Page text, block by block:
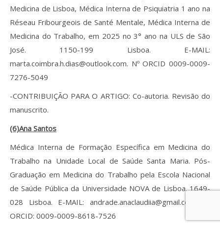
Medicina de Lisboa, Médica Interna de Psiquiatria 1 ano na
Réseau Fribourgeois de Santé Mentale, Médica Interna de
Medicina do Trabalho, em 2025 no 3° ano na ULS de São
José. 1150-199 Lisboa. E-MAIL:
marta.coimbra.h.dias@outlook.com. Nº ORCID 0009-0009-
7276-5049
-CONTRIBUIÇÃO PARA O ARTIGO: Co-autoria. Revisão do
manuscrito.
(6)Ana Santos
Médica Interna de Formação Específica em Medicina do
Trabalho na Unidade Local de Saúde Santa Maria. Pós-
Graduação em Medicina do Trabalho pela Escola Nacional
de Saúde Pública da Universidade NOVA de Lisboa. 1649-
028 Lisboa. E-MAIL: andrade.anaclaudiia@gmail.com. Nº
ORCID: 0009-0009-8618-7526